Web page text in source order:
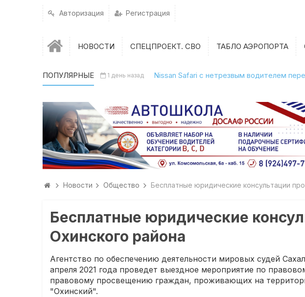
Авторизация Регистрация
НОВОСТИ СПЕЦПРОЕКТ. СВО ТАБЛО АЭРОПОРТА
ПОПУЛЯРНЫЕ 1 день назад Nissan Safari с нетрезвым водителем
Новости Общество Бесплатные юридические консультации
Бесплатные юридические
Охинского района
Агентство по обеспечению деятельности мировых судей
апреля 2021 года проведет выездное мероприятие по
правовому просвещению граждан, проживающих на
"Охинский".